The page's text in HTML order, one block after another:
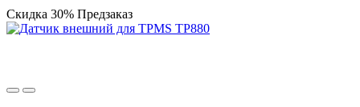
Скидка 30% Предзаказ